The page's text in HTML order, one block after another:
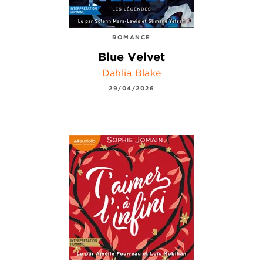
ROMANCE
Blue Velvet
Dahlia Blake
29/04/2026